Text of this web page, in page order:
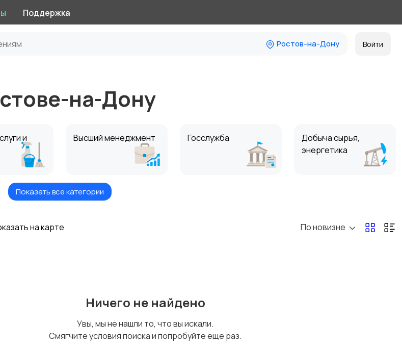
Поддержка
Ростов-на-Дону Войти
на-Дону
и
Высший менеджмент Госслужба
Добыча сырья,
энергетика
Искусство и
Показать все категории
на карте По новизне
Ничего не найдено
Увы, мы не нашли то, что вы искали.
Смягчите условия поиска и попробуйте еще раз.